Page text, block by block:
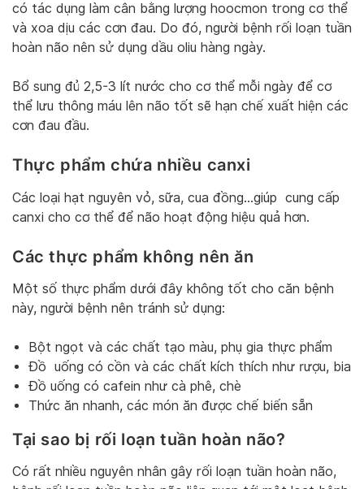
có tác dụng làm cân bằng lượng hoocmon trong cơ thể
và xoa dịu các cơn đau. Do đó, người bệnh rối loạn tuần
hoàn não nên sử dụng dầu oliu hàng ngày.
Bổ sung đủ 2,5-3 lít nước cho cơ thể mỗi ngày để cơ
thể lưu thông máu lên não tốt sẽ hạn chế xuất hiện các
cơn đau đầu.
Thực phẩm chứa nhiều canxi
Các loại hạt nguyên vỏ, sữa, cua đồng…giúp cung cấp
canxi cho cơ thể để não hoạt động hiệu quả hơn.
Các thực phẩm không nên ăn
Một số thực phẩm dưới đây không tốt cho căn bệnh
này, người bệnh nên tránh sử dụng:
Bột ngọt và các chất tạo màu, phụ gia thực phẩm
Đồ uống có cồn và các chất kích thích như rượu, bia
Đồ uống có cafein như cà phê, chè
Thức ăn nhanh, các món ăn được chế biến sẵn
Tại sao bị rối loạn tuần hoàn não?
Có rất nhiều nguyên nhân gây rối loạn tuần hoàn não,